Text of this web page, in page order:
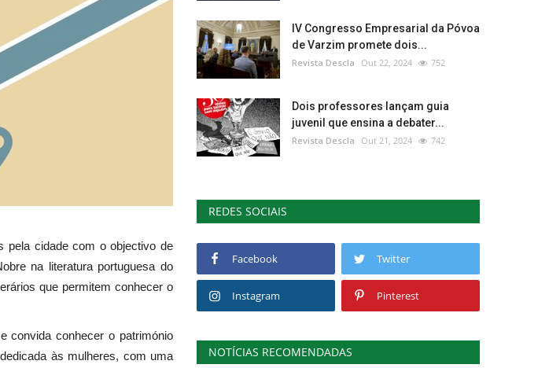
pela cidade com o objectivo de
na literatura portuguesa do
que permitem conhecer o
convida conhecer o património
às mulheres, com uma
IV Congresso Empresarial da Póvoa
de Varzim promete dois...
Revista Descla Out 22, 2024 752
Dois professores lançam guia
juvenil que ensina a debater...
Revista Descla Out 21, 2024 742
REDES SOCIAIS
Facebook Twitter
Instagram Pinterest
NOTÍCIAS RECOMENDADAS